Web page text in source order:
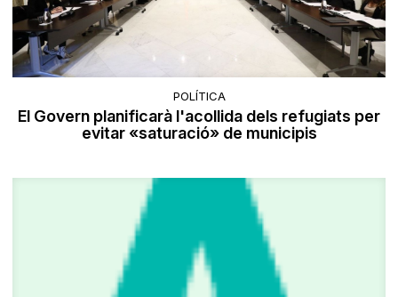
POLÍTICA
El Govern planificarà l'acollida dels refugiats per
evitar «saturació» de municipis